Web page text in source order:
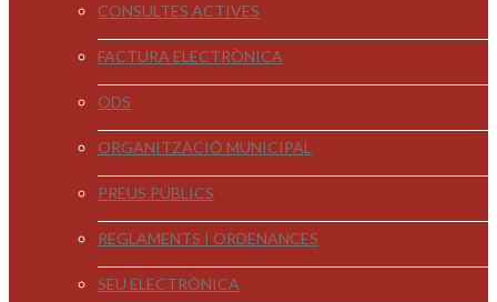
CONSULTES ACTIVES
FACTURA ELECTRÒNICA
ODS
ORGANITZACIÓ MUNICIPAL
PREUS PÚBLICS
REGLAMENTS I ORDENANCES
SEU ELECTRÒNICA